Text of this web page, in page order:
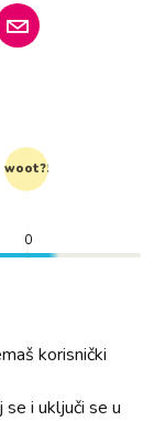
woot?!
0
korisnički
i uključi se u